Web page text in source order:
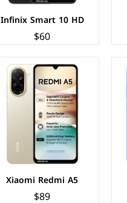
Infinix Smart 10 HD
$60
Xiaomi Redmi A5
$89
الشاشة:IPS LCD بحجم 6.74 بوصة بدقة HD+
المعالج:Unisoc Tiger T612
الكاميرات:خلفية 8+AI م.ب/ امامية 5 م.ب
الذاكرة+الرام:64/128 + 4 جيجابايت.
نظام التشغيل:Android 14
البطارية:5000 مللي امبير - 10 واط
عرض المواصفات ←